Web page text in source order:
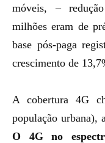
móveis, –
milhões eram de
base pós-paga
crescimento de
A cobertura 4G
população urbana),
O 4G no